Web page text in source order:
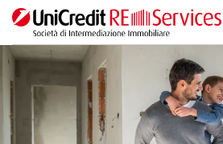
La ricerca verrà inviata